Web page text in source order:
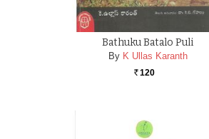
Bathuku Batalo Puli
By K Ullas Karanth
Rs. 120